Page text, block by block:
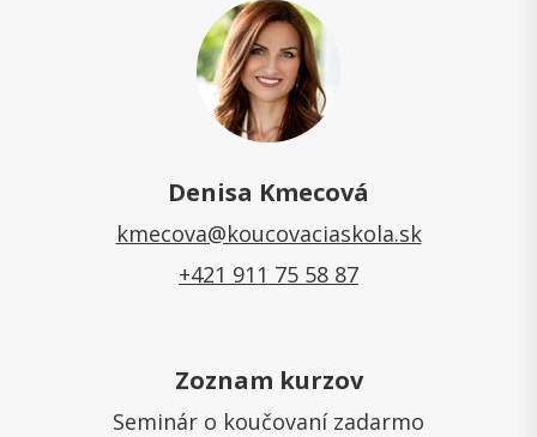
Denisa Kmecová
kmecova@koucovaciaskola.sk
+421 911 75 58 87
Zoznam kurzov
Seminár o koučovaní zadarmo